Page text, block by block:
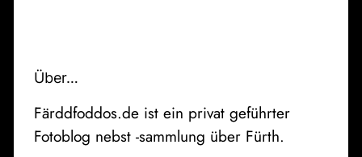
Über…
Färddfoddos.de ist ein privat geführter
Fotoblog nebst -sammlung über Fürth.